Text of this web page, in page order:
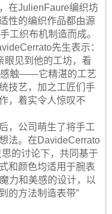
在JulienFaure编织坊
性的编织作品都由源
工织布机制造而成。
先生表示：
眼见到他的工坊，看
感触——它精湛的工艺
技艺，加之工匠们手
，着实令人惊叹不
，公司萌生了将手工
法。在DavideCerrato
的讨论下，共同基于
和颜色均适用于腕表
力和美感的设计，以
的方法制造表带”